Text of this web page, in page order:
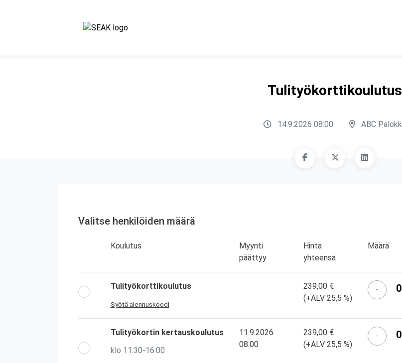
Tulityökorttikoulutus
14.9.2026 08:00 ABC
Valitse henkilöiden määrä
Koulutus
Myynti
päättyy
Hinta
yhteensä
Määrä
Tulityökorttikoulutus
Syötä alennuskoodi
239,00 €
(+ALV 25,5 %)
-
Tulityökortin kertauskoulutus
klo 11:30-16:00
11.9.2026
08:00
239,00 €
(+ALV 25,5 %)
-